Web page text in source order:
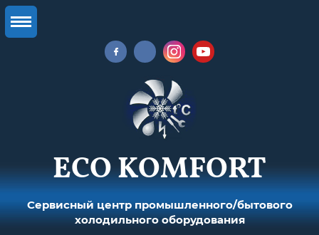
ECO KOMFORT
Сервисный центр промышленного/бытового
холодильного оборудования